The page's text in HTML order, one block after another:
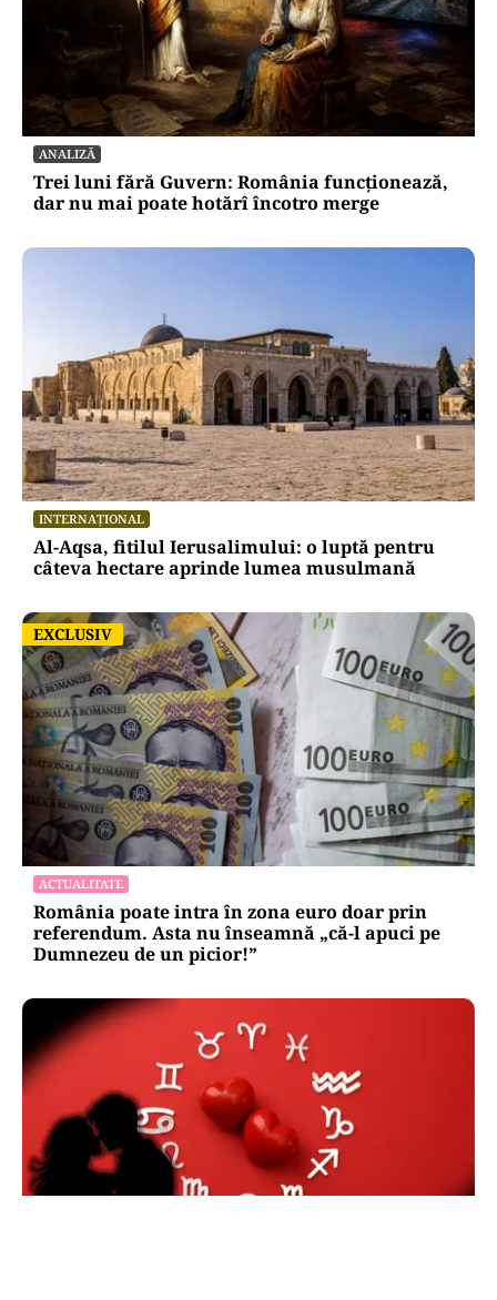
ANALIZĂ
Trei luni fără Guvern: România funcționează,
dar nu mai poate hotărî încotro merge
INTERNAȚIONAL
Al-Aqsa, fitilul Ierusalimului: o luptă pentru
câteva hectare aprinde lumea musulmană
EXCLUSIV
EXCLUSIV
ACTUALITATE
România poate intra în zona euro doar prin
referendum. Asta nu înseamnă „că-l apuci pe
Dumnezeu de un picior!”